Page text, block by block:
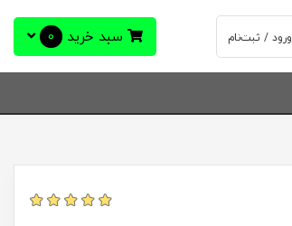
ورود / ثبت‌نام سبد خرید 0